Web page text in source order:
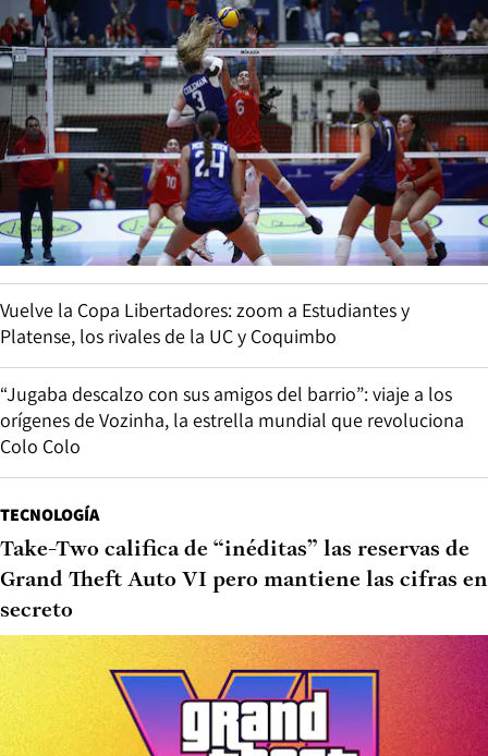
Vuelve la Copa Libertadores: zoom a Estudiantes y
Platense, los rivales de la UC y Coquimbo
“Jugaba descalzo con sus amigos del barrio”: viaje a los
orígenes de Vozinha, la estrella mundial que revoluciona
Colo Colo
TECNOLOGÍA
Take-Two califica de “inéditas” las reservas de
Grand Theft Auto VI pero mantiene las cifras en
secreto